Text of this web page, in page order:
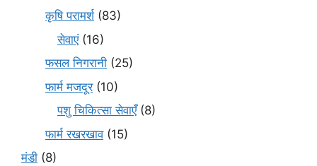
कृषि परामर्श(83)
सेवाएं(16)
फसल निगरानी (25)
फार्म मजदूर(10)
पशु चिकित्सा सेवाएँ(8)
फार्म रखरखाव(15)
मंडी (8)